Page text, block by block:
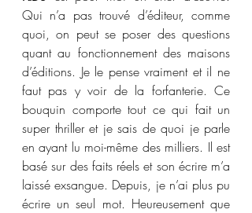
Qui n’a pas trouvé d’éditeur, comme
quoi, on peut se poser des questions
quant au fonctionnement des maisons
d’éditions. Je le pense vraiment et il ne
faut pas y voir de la forfanterie. Ce
bouquin comporte tout ce qui fait un
super thriller et je sais de quoi je parle
en ayant lu moi-même des milliers. Il est
basé sur des faits réels et son écrire m’a
laissé exsangue. Depuis, je n’ai plus pu
écrire un seul mot. Heureusement que